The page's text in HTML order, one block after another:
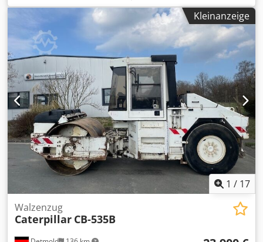
Walzenschüsselmühle Chsdpfoy Ittyox Amgsa Besichtigung
nach Absprache möglich.
Kleinanzeige
1 / 17
Walzenzug
Caterpillar CB-535B